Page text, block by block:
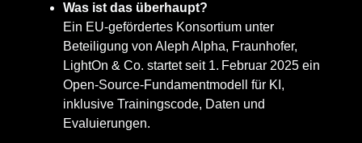
Was ist das überhaupt?
Ein EU-gefördertes Konsortium unter
Beteiligung von Aleph Alpha, Fraunhofer,
LightOn & Co. startet seit 1. Februar 2025 ein
Open‑Source-Fundamentmodell für KI,
inklusive Trainingscode, Daten und
Evaluierungen.